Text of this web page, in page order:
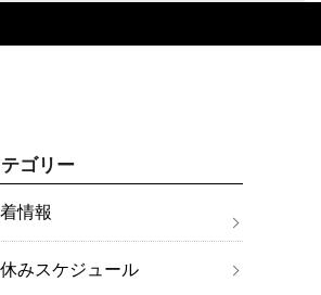
ゴリー
情報
みスケジュール